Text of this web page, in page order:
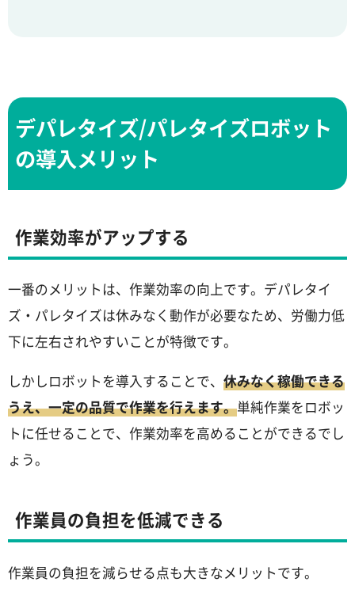
デパレタイズ/パレタイズロボット
の導入メリット
作業効率がアップする
一番のメリットは、作業効率の向上です。デパレタイ
ズ・パレタイズは休みなく動作が必要なため、労働力低
下に左右されやすいことが特徴です。
しかしロボットを導入することで、 休みなく稼働できる
うえ、一定の品質で作業を行えます。単純作業をロボッ
トに任せることで、作業効率を高めることができるでし
ょう。
作業員の負担を低減できる
作業員の負担を減らせる点も大きなメリットです。